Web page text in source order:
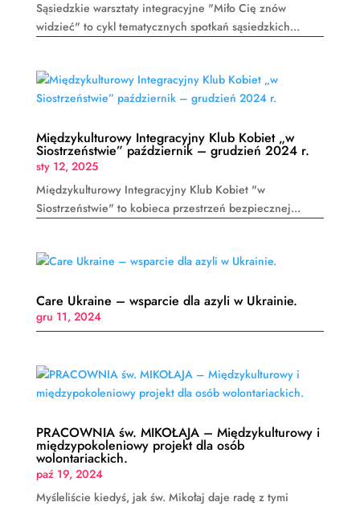
Sąsiedzkie warsztaty integracyjne "Miło Cię znów
widzieć" to cykl tematycznych spotkań sąsiedzkich...
Międzykulturowy Integracyjny Klub Kobiet „w
Siostrzeństwie” październik – grudzień 2024 r.
sty 12, 2025
Międzykulturowy Integracyjny Klub Kobiet "w
Siostrzeństwie" to kobieca przestrzeń bezpiecznej...
Care Ukraine – wsparcie dla azyli w Ukrainie.
gru 11, 2024
PRACOWNIA św. MIKOŁAJA – Międzykulturowy i
międzypokoleniowy projekt dla osób
wolontariackich.
paź 19, 2024
Myśleliście kiedyś, jak św. Mikołaj daje radę z tymi